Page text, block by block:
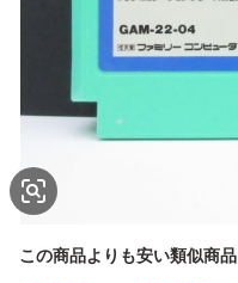
この商品よりも安い類似商品